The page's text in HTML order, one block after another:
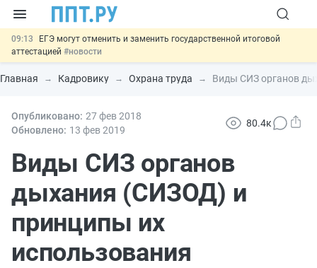
09:13
ЕГЭ могут отменить и заменить государственной итоговой
аттестацией #новости
00:01
7 августа: важные документы, вступающие в силу сегодня
#новости
06.08 Подписан указ об отмене спецрежима для вкладов физлиц из
недружественных стран#новости
банковской гарантией#новости
Главная Кадровику Охрана труда Виды СИЗ органов
Опубликовано: 27 фев2018
Обновлено: 13 фев2019
80.4к
Виды СИЗ органов
дыхания (СИЗОД) и
принципы их
использования